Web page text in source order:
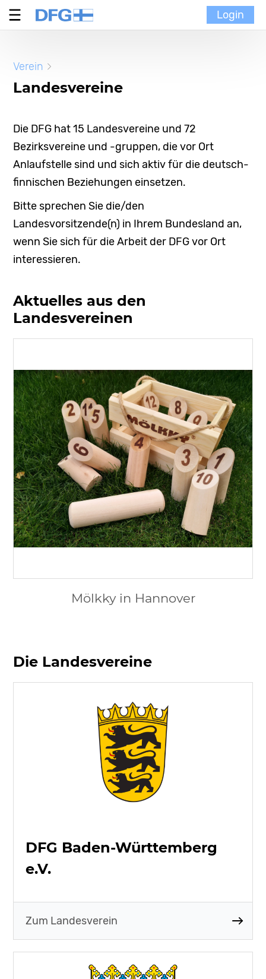
MoinMoi
Portal
Login
Verein
Landesvereine
Die DFG hat 15 Landesvereine und 72
Bezirksvereine und -gruppen, die vor Ort
Anlaufstelle sind und sich aktiv für die deutsch-
finnischen Beziehungen einsetzen.
Bitte sprechen Sie die/den
Landesvorsitzende(n) in Ihrem Bundesland an,
wenn Sie sich für die Arbeit der DFG vor Ort
interessieren.
Aktuelles aus den
Landesvereinen
Mölkky in Hannover
Die Landesvereine
DFG Baden-Württemberg
e.V.
Zum Landesverein